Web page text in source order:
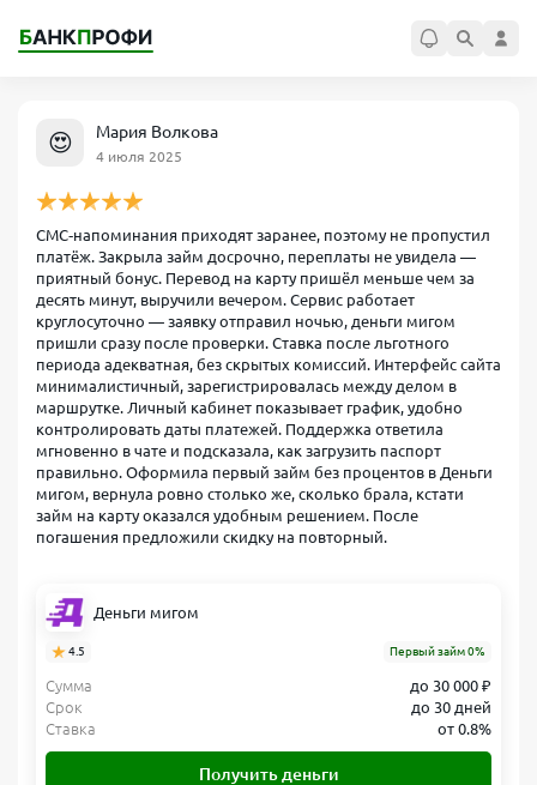
😍 Мария Волкова
4 июля 2025
СМС‑напоминания приходят заранее, поэтому не пропустил
платёж. Закрыла займ досрочно, переплаты не увидела —
приятный бонус. Перевод на карту пришёл меньше чем за
десять минут, выручили вечером. Сервис работает
круглосуточно — заявку отправил ночью, деньги мигом
пришли сразу после проверки. Ставка после льготного
периода адекватная, без скрытых комиссий. Интерфейс сайта
минималистичный, зарегистрировалась между делом в
маршрутке. Личный кабинет показывает график, удобно
контролировать даты платежей. Поддержка ответила
мгновенно в чате и подсказала, как загрузить паспорт
правильно. Оформила первый займ без процентов в Деньги
мигом, вернула ровно столько же, сколько брала, кстати
займ на карту оказался удобным решением. После
погашения предложили скидку на повторный.
Деньги мигом
4.5 Первый займ 0%
Сумма
до 30 000 ₽
Срок
до 30 дней
Ставка
от 0.8%
Получить деньги